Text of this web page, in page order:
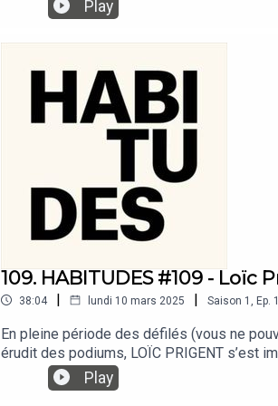
l’androgynie ainsi que ses trouvailles
Play
109. HABITUDES #109 - Loïc
38:04 | lundi 10 mars 2025 | Saison 1 Ep.
En pleine période des défilés (vous ne
érudit des podiums, LOÏC PRIGENT s’est
milieu. Dans cet épisode évidemment
défilés, en passant par les années lycées,
Play